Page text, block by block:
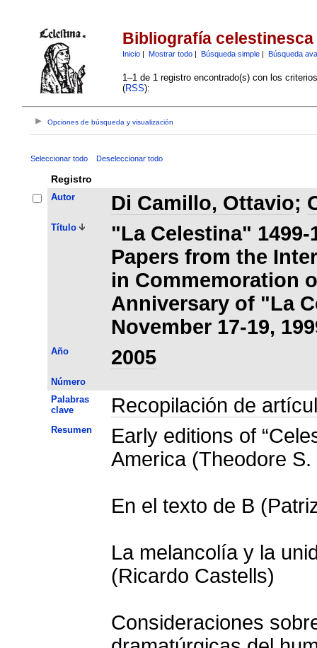
Bibliografía celestinesca
Inicio| Mostrar todo| Búsqueda simple| Búsqueda
1–1 de 1 registro encontrado(s) con los
(RSS):
Opciones de búsqueda y visualización
Seleccionar todo Deseleccionar todo
Registro
Autor Di Camillo, Ottavio;
Título
"La Celestina" 1499-
Papers from the
in Commemoration
Anniversary of "La
November 17-19,
Año 2005
Número
Palabras
clave
Recopilación de
Resumen
Early editions of
America (Theodore
En el texto de B
La melancolía y la
(Ricardo Castells)
Consideraciones